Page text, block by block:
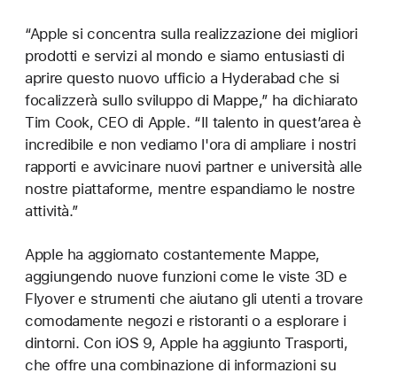
“Apple si concentra sulla realizzazione dei migliori
prodotti e servizi al mondo e siamo entusiasti di
aprire questo nuovo ufficio a Hyderabad che si
focalizzerà sullo sviluppo di Mappe,” ha dichiarato
Tim Cook, CEO di Apple. “Il talento in quest’area è
incredibile e non vediamo l'ora di ampliare i nostri
rapporti e avvicinare nuovi partner e università alle
nostre piattaforme, mentre espandiamo le nostre
attività.”
Apple ha aggiornato costantemente Mappe,
aggiungendo nuove funzioni come le viste 3D e
Flyover e strumenti che aiutano gli utenti a trovare
comodamente negozi e ristoranti o a esplorare i
dintorni. Con iOS 9, Apple ha aggiunto Trasporti,
che offre una combinazione di informazioni su